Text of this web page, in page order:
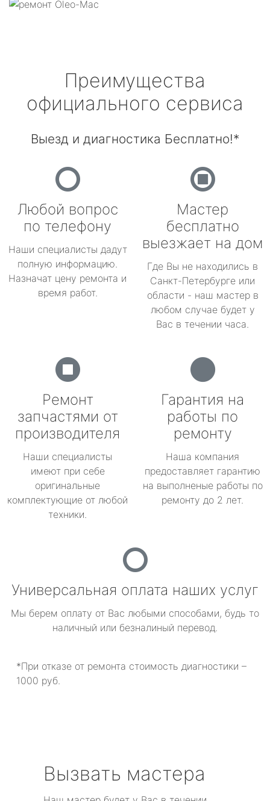
Преимущества
официального сервиса
Выезд и диагностика Бесплатно!*
Любой вопрос
по телефону
Наши специалисты дадут
полную информацию.
Назначат цену ремонта и
время работ.
Мастер
бесплатно
выезжает на дом
Где Вы не находились в
Санкт-Петербурге или
области - наш мастер в
любом случае будет у
Вас в течении часа.
Ремонт
запчастями от
производителя
Наши специалисты
имеют при себе
оригинальные
комплектующие от любой
техники.
Гарантия на
работы по
ремонту
Наша компания
предоставляет гарантию
на выполненые работы по
ремонту до 2 лет.
Универсальная оплата наших услуг
Мы берем оплату от Вас любыми способами, будь то
наличный или безналиный перевод.
*При отказе от ремонта стоимость диагностики –
1000 руб.
Вызвать мастера